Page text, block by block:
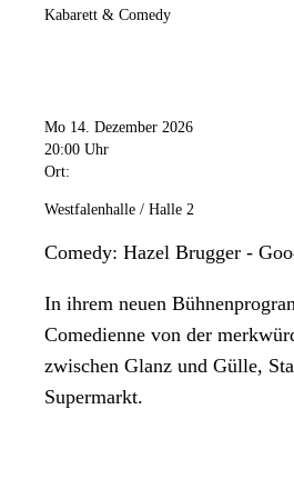
Kabarett & Comedy
Mo 14. Dezember 2026
20:00 Uhr
Ort:
Westfalenhalle / Halle 2
Comedy: Hazel Brugger -
In ihrem neuen
Comedienne von der
zwischen Glanz und Gülle,
Supermarkt.